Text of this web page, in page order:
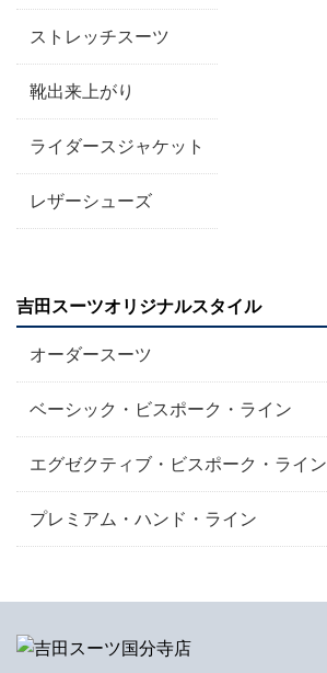
ストレッチスーツ
靴出来上がり
ライダースジャケット
レザーシューズ
吉田スーツオリジナルスタイル
オーダースーツ
ベーシック・ビスポーク・ライン
エグゼクティブ・ビスポーク・ライン
プレミアム・ハンド・ライン